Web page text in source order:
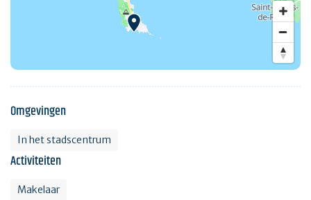
Omgevingen
In het stadscentrum
Activiteiten
Makelaar